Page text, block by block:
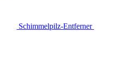
Schimmelpilz-Entferner